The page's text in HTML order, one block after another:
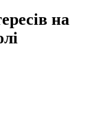
на